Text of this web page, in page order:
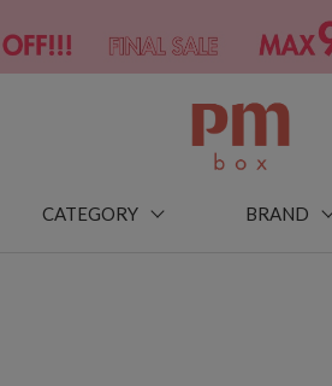
CATEGORY BRAND